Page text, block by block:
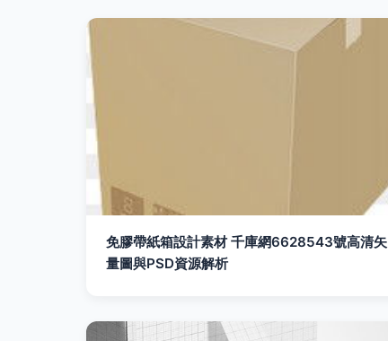
免膠帶紙箱設計素材 千庫網6628543號高清矢
量圖與PSD資源解析